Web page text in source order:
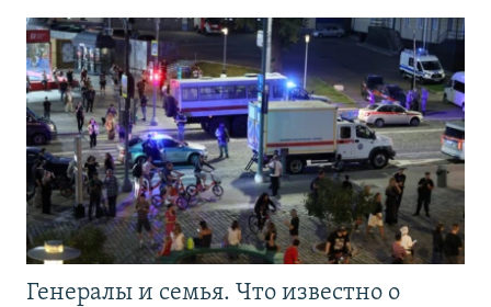
Генералы и семья. Что известно о